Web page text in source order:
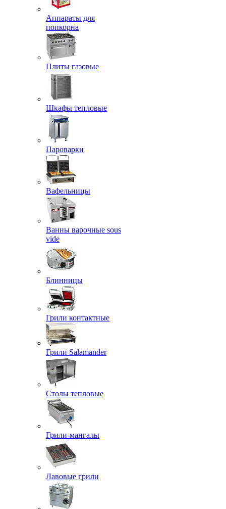
Аппараты для
попкорна
Плиты газовые
Шкафы тепловые
Пароварки
Вафельницы
Ванны варочные sous
vide
Блинницы
Грили контактные
Грили Salamander
Столы тепловые
Грили-мангалы
Лавовые грили